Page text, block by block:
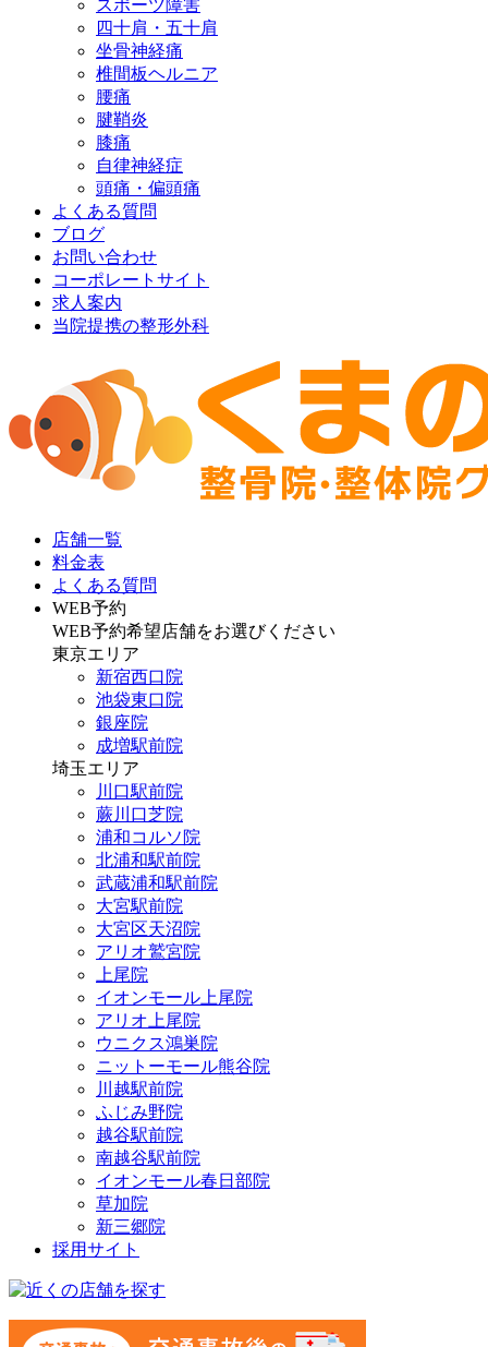
スポーツ障害
四十肩・五十肩
坐骨神経痛
椎間板ヘルニア
腰痛
腱鞘炎
膝痛
自律神経症
頭痛・偏頭痛
よくある質問
ブログ
お問い合わせ
コーポレートサイト
求人案内
当院提携の整形外科
店舗一覧
料金表
よくある質問
WEB予約
WEB予約希望店舗をお選びください
東京エリア
新宿西口院
池袋東口院
銀座院
成増駅前院
埼玉エリア
川口駅前院
蕨川口芝院
浦和コルソ院
北浦和駅前院
武蔵浦和駅前院
大宮駅前院
大宮区天沼院
アリオ鷲宮院
上尾院
イオンモール上尾院
アリオ上尾院
ウニクス鴻巣院
ニットーモール熊谷院
川越駅前院
ふじみ野院
越谷駅前院
南越谷駅前院
イオンモール春日部院
草加院
新三郷院
採用サイト